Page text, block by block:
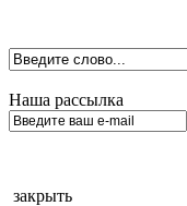
Наша рассылка
закрыть